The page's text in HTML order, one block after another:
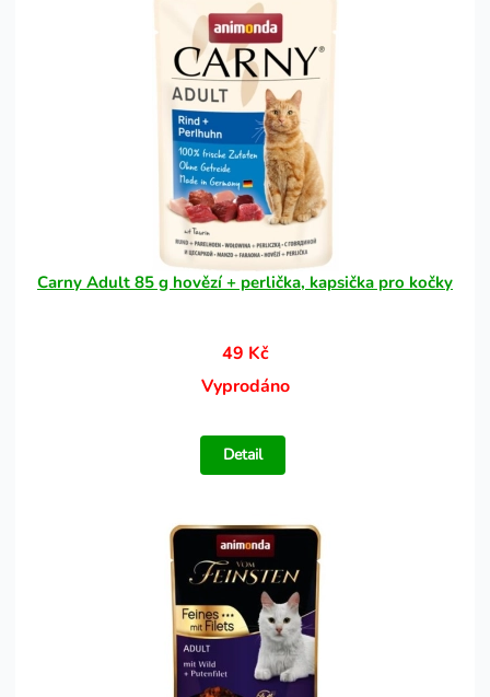
Carny Adult 85 g hovězí + perlička, kapsička pro kočky
49 Kč
Vyprodáno
Detail